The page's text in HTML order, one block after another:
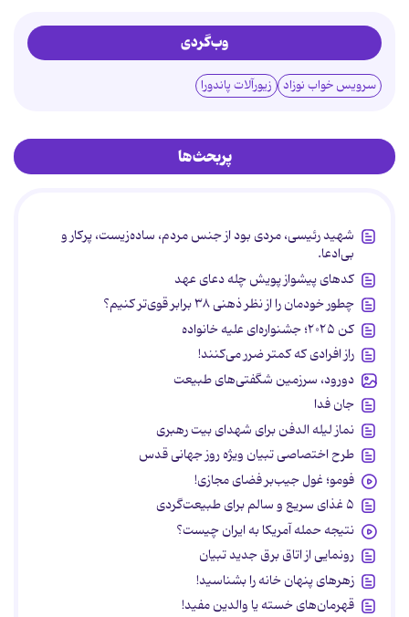
وب‌گردی
سرویس خواب نوزاد زیورآلات پاندورا
پربحث‌ها
شهید رئیسی، مردی بود از جنس مردم، ساده‌زیست، پرکار و
بی‌ادعا.
کدهای پیشواز پویش چله دعای عهد
چطور خودمان را از نظر ذهنی ۳۸ برابر قوی‌تر کنیم؟
کن ۲۰۲۵؛ جشنواره‌ای علیه خانواده
راز افرادی که کمتر ضرر می‌کنند!
دورود، سرزمین شگفتی‌های طبیعت
جان فدا
نماز لیله الدفن برای شهدای بیت رهبری
طرح اختصاصی تبیان ویژه روز جهانی قدس
فومو؛ غول جیب‌بر فضای مجازی!
۵ غذای سریع و سالم برای طبیعت‌گردی
نتیجه حمله آمریکا به ایران چیست؟
رونمایی از اتاق برق جدید تبیان
زهرهای پنهان خانه را بشناسید!
قهرمان‌های خسته یا والدین مفید!